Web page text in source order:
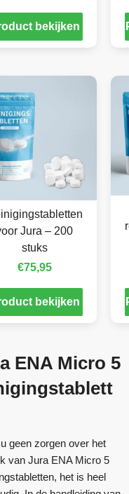
bekijken
Jura – 200
stuks
€75,95
bekijken
ENA Micro 5
geen zorgen over het
van Jura ENA Micro 5
het is heel